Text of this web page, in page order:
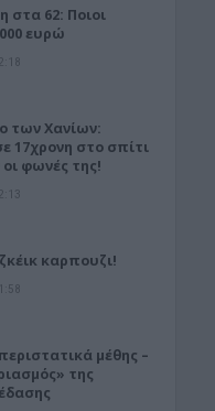
στα 62: Ποιοι
ευρώ
των Χανίων:
17χρονη στο σπίτι
φωνές της!
καρπουζι!
μέθης –
της